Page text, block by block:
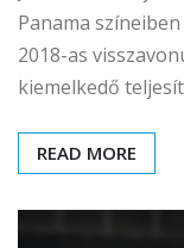
Panama
2018-as
kiemelkedő
READ MORE